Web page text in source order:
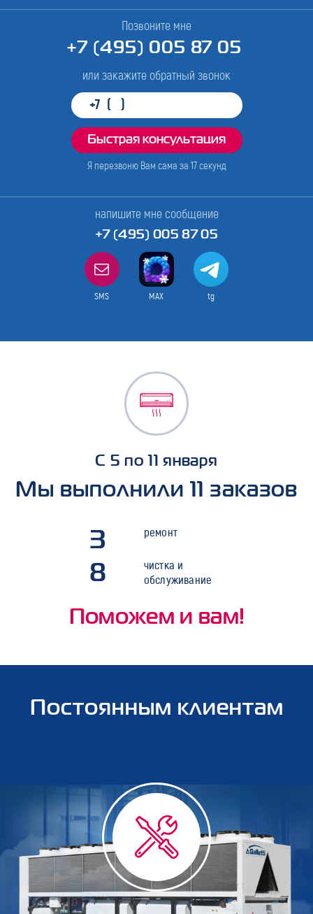
Позвоните мне
+7 (495) 005 87 05
или закажите обратный звонок
Я перезвоню Вам сама за 17секунд
напишите мне сообщение
+7 (495) 005 87 05
SMS MAX tg
С 5 по 11 января
Мы выполнили 11 заказов
3 ремонт
8
чистка и
обслуживание
Поможем и вам!
Постоянным клиентам